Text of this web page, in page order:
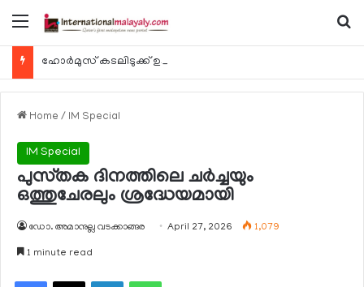
Menu
ഹോര്‍മുസ് കടലിടുക്ക് ഉടന്‍ തുറന്നേക്കും
Home / IM Special
IM Special
പുസ്‌തക ദിനത്തിലെ ചർച്ചയും
ഒത്തുചേരലും ശ്രദ്ധേയമായി
ഡോ. അമാനുല്ല വടക്കാങ്ങര April 27, 2026 1,079
1 minute read
Facebook
X LinkedInWhatsApp